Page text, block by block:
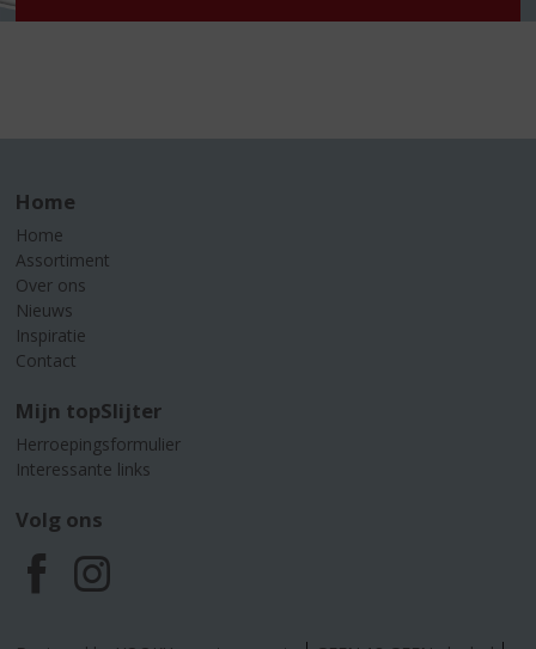
Home
Home
Assortiment
Over ons
Nieuws
Inspiratie
Contact
Mijn topSlijter
Herroepingsformulier
Interessante links
Volg ons
F
a
I
n